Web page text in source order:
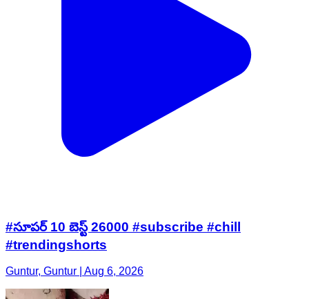
#సూపర్ 10 బెస్ట్ 26000 #subscribe #chill
#trendingshorts
Guntur, Guntur | Aug 6, 2026